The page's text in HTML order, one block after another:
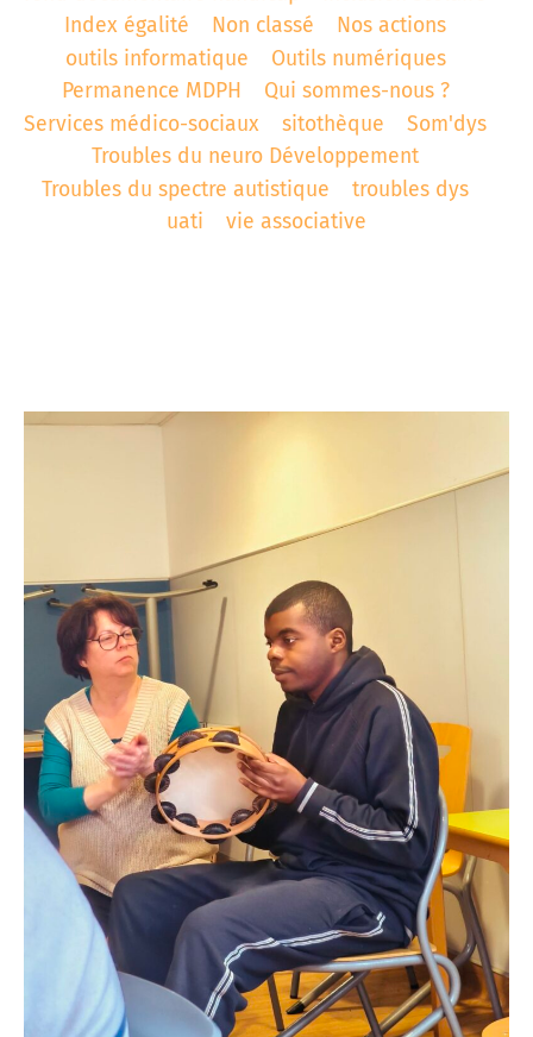
Index égalité
Non classé
Nos actions
outils informatique
Outils numériques
Permanence MDPH
Qui sommes-nous ?
Services médico-sociaux
sitothèque
Som'dys
Troubles du neuro Développement
Troubles du spectre autistique
troubles dys
uati
vie associative
de référence APAJH
collège César Franck à Amiens
Lycée Edouard BRANLY à Amiens
Corbie
«Déficience Visuelle»